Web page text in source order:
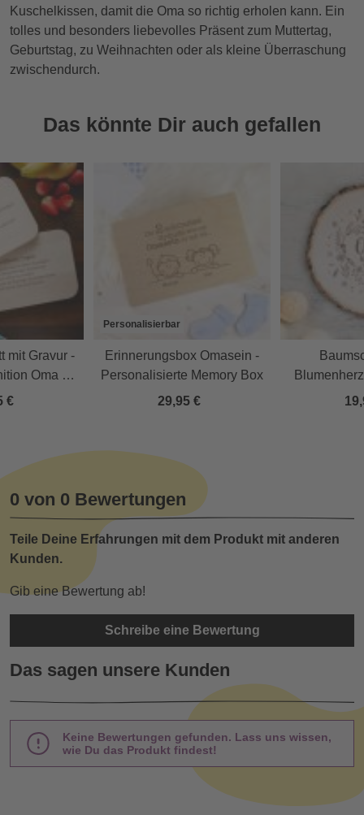
Kuschelkissen, damit die Oma so richtig erholen kann. Ein
tolles und besonders liebevolles Präsent zum Muttertag,
Geburtstag, zu Weihnachten oder als kleine Überraschung
zwischendurch.
Das könnte Dir auch gefallen
mit Gravur -
Oma &
€
Personalisierbar
Erinnerungsbox Omasein -
Personalisierte Memory Box
29,95 €
0 von 0 Bewertungen
Teile Deine Erfahrungen mit dem Produkt mit anderen
Kunden.
Gib eine Bewertung ab!
Schreibe eine Bewertung
Das sagen unsere Kunden
Keine Bewertungen gefunden. Lass uns wissen,
wie Du das Produkt findest!